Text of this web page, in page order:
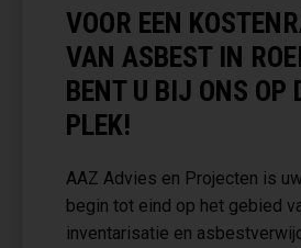
VOOR EEN
VAN ASBEST IN
BENT U BIJ ONS OP
PLEK!
AAZ Advies en Projecten is
begin tot eind op het gebied
inventarisatie en